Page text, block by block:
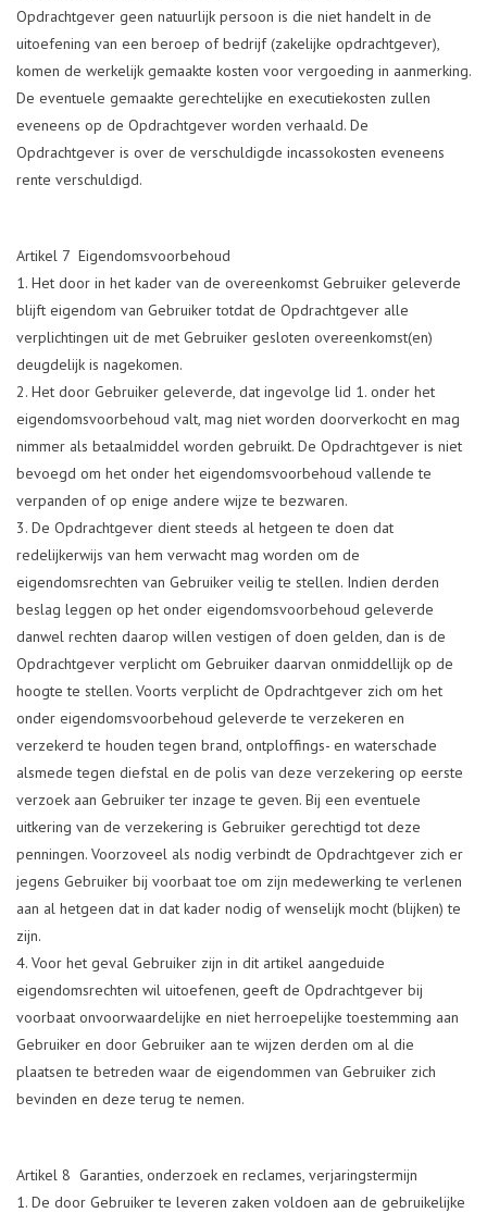
Opdrachtgever geen natuurlijk persoon is die niet handelt in de
uitoefening van een beroep of bedrijf (zakelijke opdrachtgever),
komen de werkelijk gemaakte kosten voor vergoeding in aanmerking.
De eventuele gemaakte gerechtelijke en executiekosten zullen
eveneens op de Opdrachtgever worden verhaald. De
Opdrachtgever is over de verschuldigde incassokosten eveneens
rente verschuldigd.
Artikel 7 Eigendomsvoorbehoud
Het door in het kader van de overeenkomst Gebruiker geleverde
blijft eigendom van Gebruiker totdat de Opdrachtgever alle
verplichtingen uit de met Gebruiker gesloten overeenkomst(en)
deugdelijk is nagekomen.
Het door Gebruiker geleverde, dat ingevolge lid 1. onder het
eigendomsvoorbehoud valt, mag niet worden doorverkocht en mag
nimmer als betaalmiddel worden gebruikt. De Opdrachtgever is niet
bevoegd om het onder het eigendomsvoorbehoud vallende te
verpanden of op enige andere wijze te bezwaren.
De Opdrachtgever dient steeds al hetgeen te doen dat
redelijkerwijs van hem verwacht mag worden om de
eigendomsrechten van Gebruiker veilig te stellen. Indien derden
beslag leggen op het onder eigendomsvoorbehoud geleverde
danwel rechten daarop willen vestigen of doen gelden, dan is de
Opdrachtgever verplicht om Gebruiker daarvan onmiddellijk op de
hoogte te stellen. Voorts verplicht de Opdrachtgever zich om het
onder eigendomsvoorbehoud geleverde te verzekeren en
verzekerd te houden tegen brand, ontploffings- en waterschade
alsmede tegen diefstal en de polis van deze verzekering op eerste
verzoek aan Gebruiker ter inzage te geven. Bij een eventuele
uitkering van de verzekering is Gebruiker gerechtigd tot deze
penningen. Voorzoveel als nodig verbindt de Opdrachtgever zich er
jegens Gebruiker bij voorbaat toe om zijn medewerking te verlenen
aan al hetgeen dat in dat kader nodig of wenselijk mocht (blijken) te
zijn.
Voor het geval Gebruiker zijn in dit artikel aangeduide
eigendomsrechten wil uitoefenen, geeft de Opdrachtgever bij
voorbaat onvoorwaardelijke en niet herroepelijke toestemming aan
Gebruiker en door Gebruiker aan te wijzen derden om al die
plaatsen te betreden waar de eigendommen van Gebruiker zich
bevinden en deze terug te nemen.
Artikel 8 Garanties, onderzoek en reclames, verjaringstermijn
De door Gebruiker te leveren zaken voldoen aan de gebruikelijke